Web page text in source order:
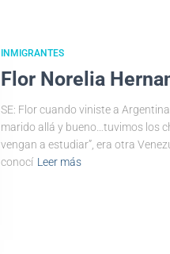
INMIGRANTES
Flor Norelia
SE: Flor cuando viniste a
marido allá y bueno…tuvimos los
vengan a estudiar”, era otra
conocí Leer más